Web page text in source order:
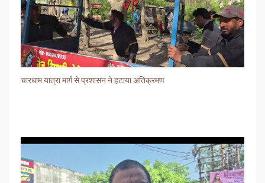
चारधाम यात्रा मार्ग से प्रशासन ने हटाया अतिक्रमण